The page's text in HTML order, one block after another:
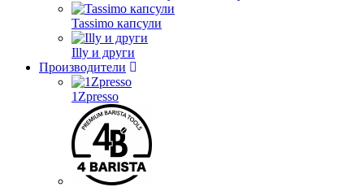
Tassimo капсули
Illy и други
Производители
1Zpresso